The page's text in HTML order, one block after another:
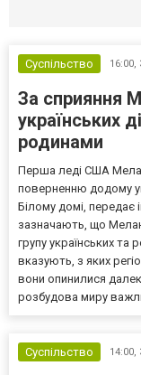
Суспільство 16:00,
За сприяння
українських
родинами
Перша леді США
поверненню додому
Білому домі, передає
зазначають, що
групу українських та
вказують, з яких
вони опинилися
розбудова миру
Суспільство 14:00,